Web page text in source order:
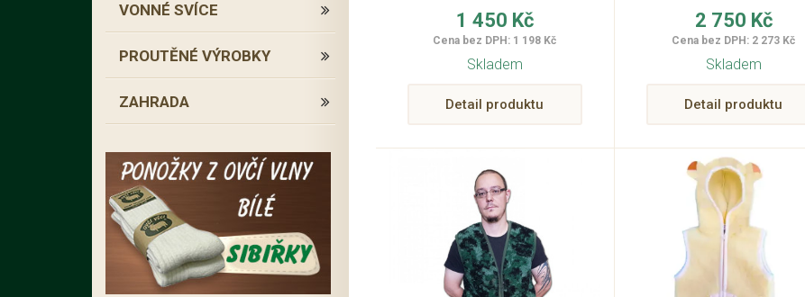
VONNÉ SVÍCE
PROUTĚNÉ VÝROBKY
ZAHRADA
1 450 Kč
Cena bez DPH: 1 198 Kč
Skladem
Detail produktu
2 750 Kč
Cena bez DPH: 2 273 Kč
Skladem
Detail produktu